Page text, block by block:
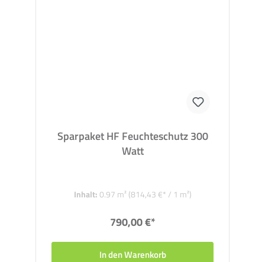
Sparpaket HF Feuchteschutz 300
Watt
Inhalt:0.97 m² (814,43 €* / 1 m²)
790,00 €*
In den Warenkorb